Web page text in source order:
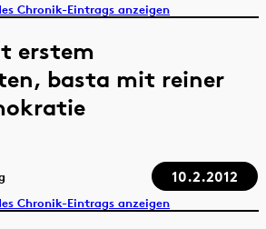
Chronik-Eintrags anzeigen
erstem
basta mit reiner
10.2.2012
Chronik-Eintrags anzeigen